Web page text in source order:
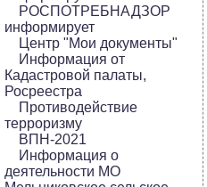
РОСПОТРЕБНАДЗОР
информирует
Центр "Мои документы"
Информация от
Кадастровой палаты,
Росреестра
Противодействие
терроризму
ВПН-2021
Информация о
деятельности МО